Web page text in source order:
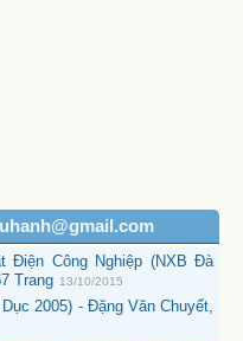
Điện Công Nghiệp (NXB Đà
Trang 13/10/2015
2005) - Đặng Văn Chuyết,